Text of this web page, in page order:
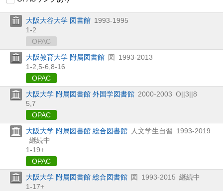
大阪大谷大学 図書館 1993-1995
1-2
OPAC
大阪教育大学 附属図書館 図
1993-2013
1-2, 5-6, 8-16
OPAC
大阪大学 附属図書館 外国学図書館 2000-2003 O||3||8
5, 7
OPAC
大阪大学 附属図書館 総合図書館
人文学生自習 1993-2019
継続中
1-19+
OPAC
大阪大学 附属図書館 総合図書館 図 1993-2015 継続中
1-17+